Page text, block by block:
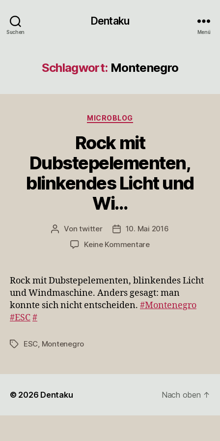
Suchen
Dentaku
Menü
Schlagwort: Montenegro
Kategorien
MICROBLOG
Rock mit
Dubstepelementen,
blinkendes Licht und
Wi…
Beitragsautor
Vontwitter Veröffentlichungsdatum
10. Mai 2016
Keine Kommentarezu
Dubstepelementen,
Licht
und
Rock mit Dubstepelementen, blinkendes Licht
und Windmaschine. Anders gesagt: man
konnte sich nicht entscheiden. #Montenegro
#ESC#
Schlagwörter
ESC Montenegro
© 2026 Dentaku Nach oben ↑